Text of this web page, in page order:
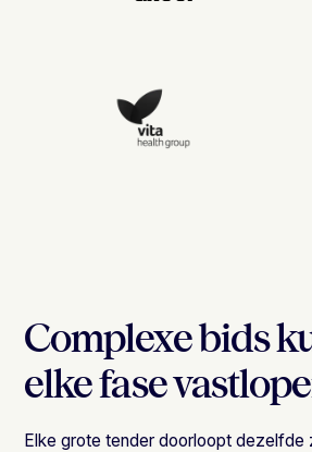
Complexe bids
elke fase
Elke grote tender doorloopt dezelfde